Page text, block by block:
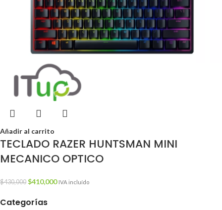
Categorías
Añadir al carrito
TECLADO RAZER HUNTSMAN MINI
MECANICO OPTICO
$430,000 $410,000 IVA incluído